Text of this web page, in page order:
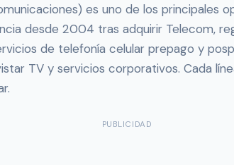
es uno de los principales
desde 2004 tras adquirir Telecom,
de telefonía celular prepago y
TV y servicios corporativos. Cada
PUBLICIDAD